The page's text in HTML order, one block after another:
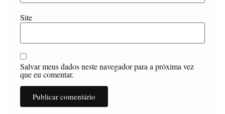
Site
Salvar meus dados neste navegador para a próxima vez
que eu comentar.